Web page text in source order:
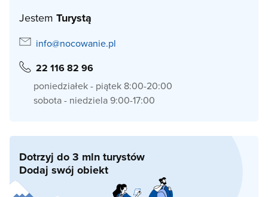
Jestem Turystą
info@nocowanie.pl
22 116 82 96
poniedziałek - piątek 8:00-20:00
sobota - niedziela 9:00-17:00
Dotrzyj do 3 mln turystów
Dodaj swój obiekt